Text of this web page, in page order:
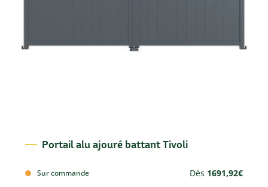
Portail alu ajouré battant Tivoli
Sur commande Dès 1691,92€